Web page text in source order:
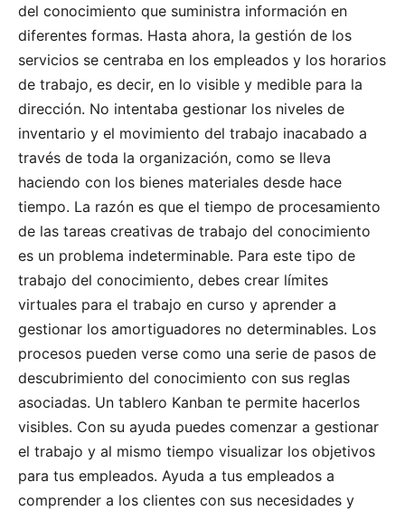
del conocimiento que suministra información en
diferentes formas. Hasta ahora, la gestión de los
servicios se centraba en los empleados y los horarios
de trabajo, es decir, en lo visible y medible para la
dirección. No intentaba gestionar los niveles de
inventario y el movimiento del trabajo inacabado a
través de toda la organización, como se lleva
haciendo con los bienes materiales desde hace
tiempo. La razón es que el tiempo de procesamiento
de las tareas creativas de trabajo del conocimiento
es un problema indeterminable. Para este tipo de
trabajo del conocimiento, debes crear límites
virtuales para el trabajo en curso y aprender a
gestionar los amortiguadores no determinables. Los
procesos pueden verse como una serie de pasos de
descubrimiento del conocimiento con sus reglas
asociadas. Un tablero Kanban te permite hacerlos
visibles. Con su ayuda puedes comenzar a gestionar
el trabajo y al mismo tiempo visualizar los objetivos
para tus empleados. Ayuda a tus empleados a
comprender a los clientes con sus necesidades y